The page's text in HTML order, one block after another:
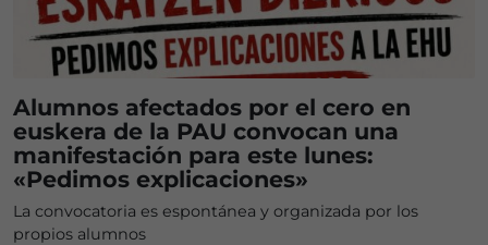
Alumnos afectados por el cero en
euskera de la PAU convocan una
manifestación para este lunes:
«Pedimos explicaciones»
La convocatoria es espontánea y organizada por los
propios alumnos